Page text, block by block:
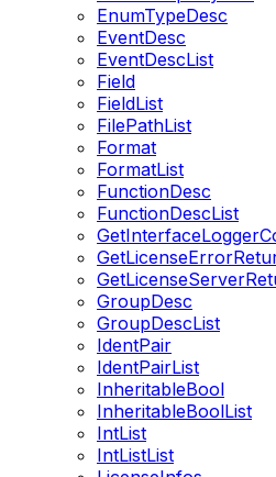
EnumTypeDesc
EventDesc
EventDescList
Field
FieldList
FilePathList
Format
FormatList
FunctionDesc
FunctionDescList
GroupDesc
GroupDescList
IdentPair
IdentPairList
InheritableBool
InheritableBoolList
IntList
IntListList